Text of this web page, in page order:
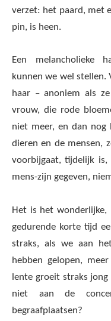
verzet: het paard, met
pin, is heen.
Een melancholieke
kunnen we wel stellen.
haar – anoniem als
vrouw, die rode
niet meer, en dan
dieren en de mensen,
voorbijgaat, tijdelijk is,
mens-zijn gegeven,
Het is het
gedurende korte tijd
straks, als we aan
hebben gelopen,
lente groeit straks
niet aan de
begraafplaatsen?